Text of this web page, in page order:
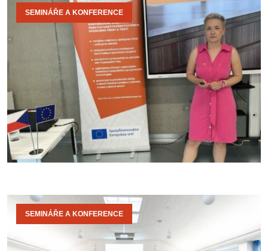
SEMINÁŘE A KONFERENCE
SEMINÁŘE A KONFERENCE